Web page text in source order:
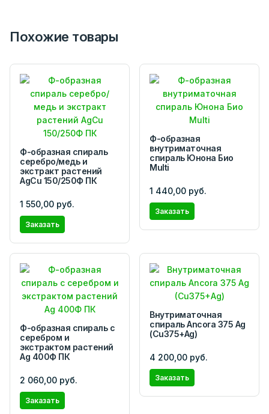
Похожие товары
Ф-образная спираль
серебро/медь и
экстракт растений
AgCu 150/250Ф ПК
1 550,00 руб.
Заказать
Ф-образная
внутриматочная
спираль Юнона Био
Multi
1 440,00 руб.
Заказать
Ф-образная cпираль с
серебром и
экстрактом растений
Ag 400Ф ПК
2 060,00 руб.
Заказать
Внутриматочная
спираль Ancora 375 Ag
(Cu375+Ag)
4 200,00 руб.
Заказать